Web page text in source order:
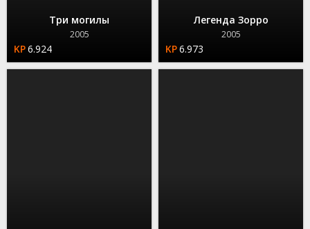
Три могилы
2005
6.924
Легенда Зорро
2005
6.973